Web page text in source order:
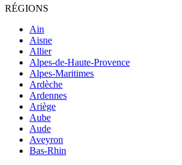
RÉGIONS
Ain
Aisne
Allier
Alpes-de-Haute-Provence
Alpes-Maritimes
Ardèche
Ardennes
Ariège
Aube
Aude
Aveyron
Bas-Rhin